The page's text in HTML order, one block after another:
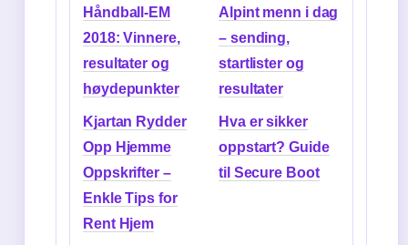
Håndball-EM
2018: Vinnere,
resultater og
høydepunkter
Alpint menn i dag
– sending,
startlister og
resultater
Kjartan Rydder
Opp Hjemme
Oppskrifter –
Enkle Tips for
Rent Hjem
Hva er sikker
oppstart? Guide
til Secure Boot